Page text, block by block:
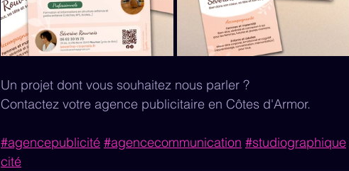
Un projet dont vous souhaitez nous parler ?
Contactez votre agence publicitaire en Côtes d'Armor.
#agencepublicité #agencecommunication #studiographique
cité